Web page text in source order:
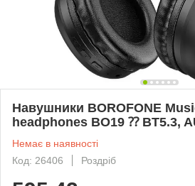
Навушники BOROFONE
headphones BO19 ⁇ BT5.3,
Немає в наявності
Код: 26406
Роздріб